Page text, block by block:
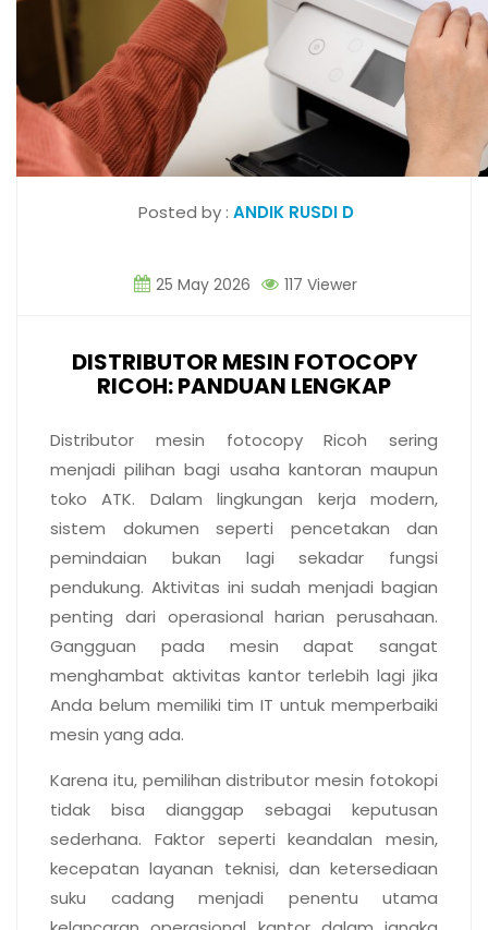
Posted by : ANDIK RUSDI D
25 May 2026 117 Viewer
DISTRIBUTOR MESIN FOTOCOPY
RICOH: PANDUAN LENGKAP
Distributor mesin fotocopy Ricoh sering
menjadi pilihan bagi usaha kantoran maupun
toko ATK. Dalam lingkungan kerja modern,
sistem dokumen seperti pencetakan dan
pemindaian bukan lagi sekadar fungsi
pendukung. Aktivitas ini sudah menjadi bagian
penting dari operasional harian perusahaan.
Gangguan pada mesin dapat sangat
menghambat aktivitas kantor terlebih lagi jika
Anda belum memiliki tim IT untuk memperbaiki
mesin yang ada.
Karena itu, pemilihan distributor mesin fotokopi
tidak bisa dianggap sebagai keputusan
sederhana. Faktor seperti keandalan mesin,
kecepatan layanan teknisi, dan ketersediaan
suku cadang menjadi penentu utama